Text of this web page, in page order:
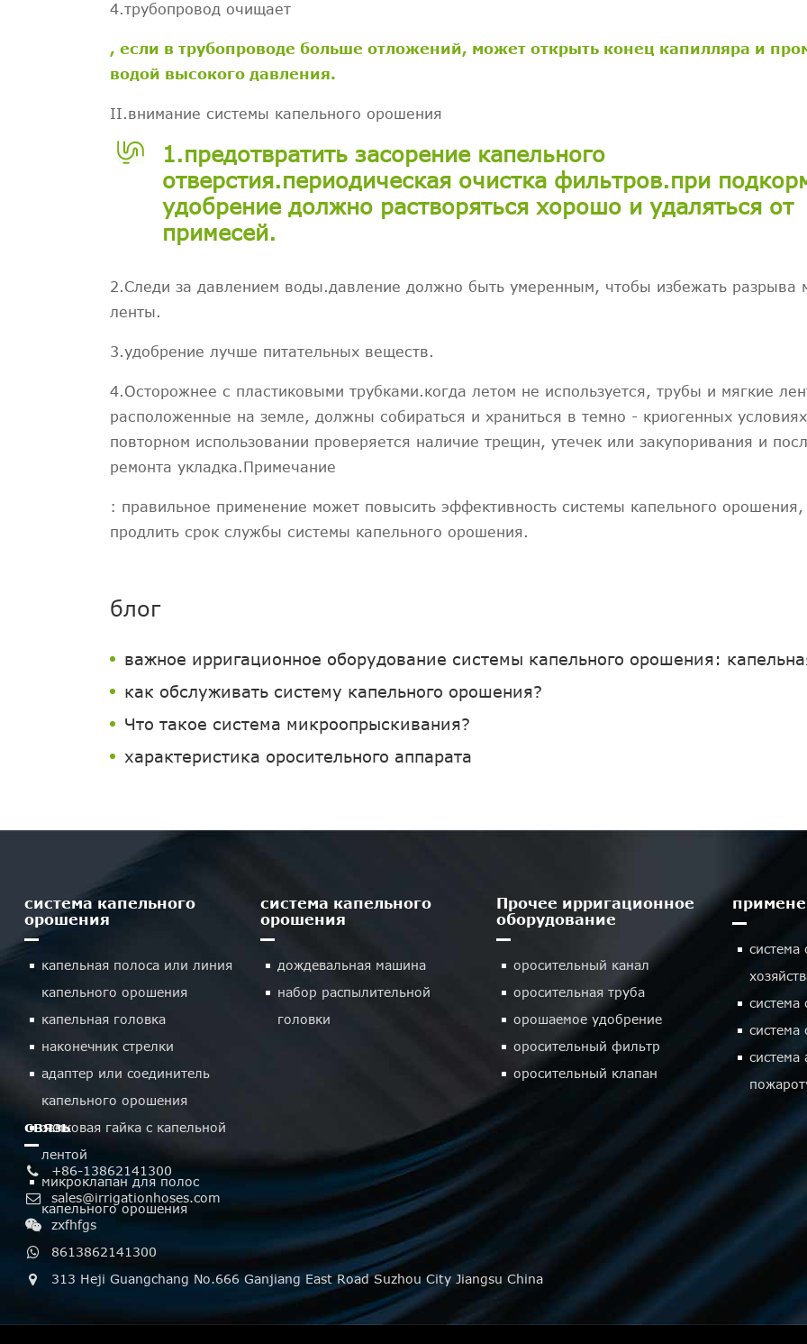
4.трубопровод очищает
, если в трубопроводе больше отложений, может открыть конец капилляра и
водой высокого давления.
II.внимание системы капельного орошения
1.предотвратить засорение капельного
отверстия.периодическая очистка фильтров.при
удобрение должно растворяться хорошо и удаляться от
примесей.
2.Следи за давлением воды.давление должно быть умеренным, чтобы избежать разрыва
ленты.
3.удобрение лучше питательных веществ.
4.Осторожнее с пластиковыми трубками.когда летом не используется, трубы и мягкие
расположенные на земле, должны собираться и храниться в темно - криогенных
повторном использовании проверяется наличие трещин, утечек или закупоривания и
ремонта укладка.Примечание
: правильное применение может повысить эффективность системы капельного орошения,
продлить срок службы системы капельного орошения.
блог
важное ирригационное оборудование системы капельного орошения: капельная
как обслуживать систему капельного орошения?
Что такое система микроопрыскивания?
характеристика оросительного аппарата
система капельного
орошения
капельная полоса или линия
капельного орошения
капельная головка
наконечник стрелки
адаптер или соединитель
капельного орошения
замковая гайка с капельной
лентой
микроклапан для полос
капельного орошения
система капельного
орошения
дождевальная машина
набор распылительной
головки
Прочее ирригационное
оборудование
оросительный канал
оросительная труба
орошаемое удобрение
оросительный фильтр
оросительный клапан
система
система
система
связь
+86-13862141300
sales@irrigationhoses.com
zxfhfgs
8613862141300
313 Heji Guangchang No.666 Ganjiang East Road Suzhou City Jiangsu China